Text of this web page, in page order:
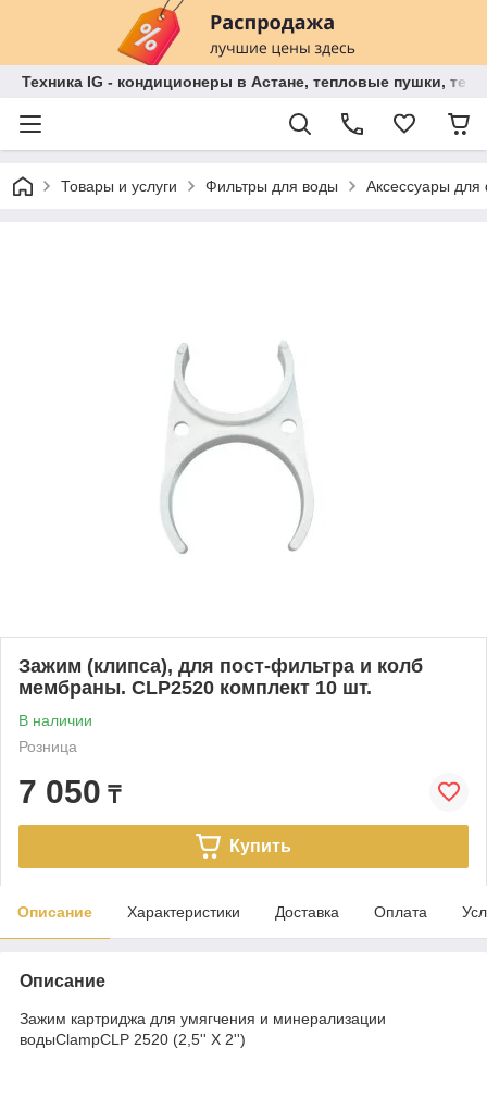
Техника IG - кондиционеры в Астане, тепловые пушки,
Товары и услуги Фильтры для воды Аксессуары для
Зажим (клипса), для пост-фильтра и колб
мембраны. CLP2520 комплект 10 шт.
В наличии
Розница
7 050 ₸
Купить
Описание Характеристики Доставка Оплата
Описание
Зажим картриджа для умягчения и минерализации
водыClampCLP 2520 (2,5'' X 2'')